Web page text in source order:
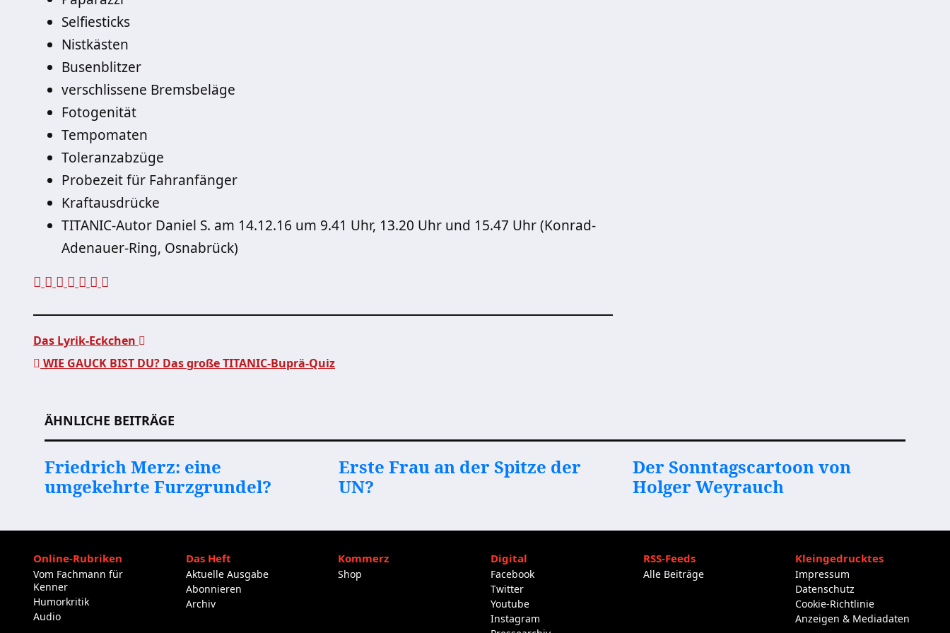
Selfiesticks
Nistkästen
Busenblitzer
verschlissene Bremsbeläge
Fotogenität
Tempomaten
Toleranzabzüge
Probezeit für Fahranfänger
Kraftausdrücke
TITANIC-Autor Daniel S. am 14.12.16 um 9.41 Uhr, 13.20 Uhr und 15.47 Uhr (Konrad-
Adenauer-Ring, Osnabrück)
Das Lyrik-Eckchen
WIE GAUCK BIST DU? Das große TITANIC-Buprä-Quiz
ÄHNLICHE BEITRÄGE
Friedrich Merz: eine
umgekehrte Furzgrundel?
Erste Frau an der Spitze der
UN?
Der Sonntagscartoon von
Holger Weyrauch
Online-Rubriken
Vom Fachmann für
Kenner
Humorkritik
Audio
Das Heft
Aktuelle Ausgabe
Abonnieren
Archiv
Kommerz
Shop
Digital
Facebook
Twitter
Youtube
Instagram
RSS-Feeds
Alle Beiträge
Kleingedrucktes
Impressum
Datenschutz
Cookie-Richtlinie
Anzeigen & Mediadaten